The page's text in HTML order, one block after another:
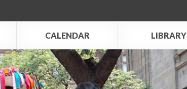
CALENDAR LIBRARY